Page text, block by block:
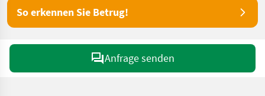
So erkennen Sie Betrug!
Anfrage senden